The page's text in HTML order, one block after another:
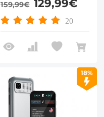
159,99€ 129,99€
20
18%